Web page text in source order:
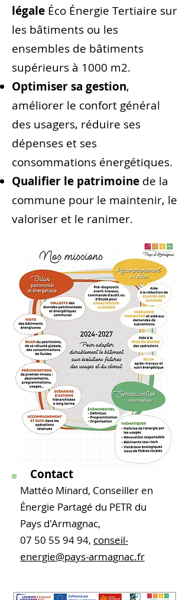
légale Éco Énergie Tertiaire sur
les bâti­ments ou les
ensembles de bâti­ments
supérieurs à 1000 m2.
Optimiser sa gestion,
améliorer le confort général
des usagers, réduire ses
dépenses et ses
consommations énergétiques.
Qualifier le patrimoine de la
commune pour le maintenir, le
valo­riser et le ranimer.
Mattéo Minard, Conseiller en
Énergie Partagé du PETR du
Pays d'Armagnac,
07 50 55 94 94, conseil-
energie@pays-armagnac.fr
Contact